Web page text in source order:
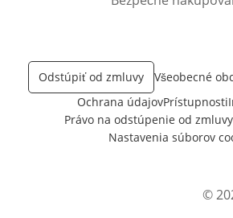
Odstúpiť od zmluvy
Všeobecné
Ochrana údajovPrístupnosti
Právo na odstúpenie od zmluvy
Nastavenia súborov
©